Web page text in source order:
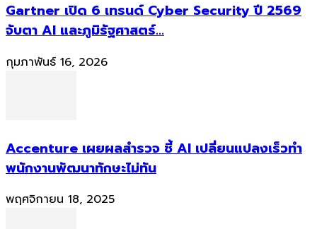
Gartner เปิด 6 เทรนด์ Cyber Security ปี 2569
จับตา AI และภูมิรัฐศาสตร์...
กุมภาพันธ์ 16, 2026
Accenture เผยผลสำรวจ ชี้ AI เปลี่ยนแปลงเร็วทำ
พนักงานพัฒนาทักษะไม่ทัน
พฤศจิกายน 18, 2025